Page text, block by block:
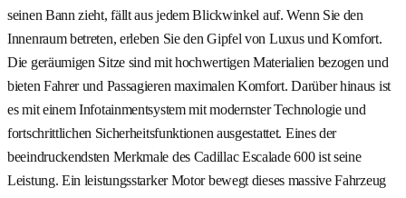
seinen Bann zieht, fällt aus jedem Blickwinkel auf. Wenn Sie den
Innenraum betreten, erleben Sie den Gipfel von Luxus und Komfort.
Die geräumigen Sitze sind mit hochwertigen Materialien bezogen und
bieten Fahrer und Passagieren maximalen Komfort. Darüber hinaus ist
es mit einem Infotainmentsystem mit modernster Technologie und
fortschrittlichen Sicherheitsfunktionen ausgestattet. Eines der
beeindruckendsten Merkmale des Cadillac Escalade 600 ist seine
Leistung. Ein leistungsstarker Motor bewegt dieses massive Fahrzeug